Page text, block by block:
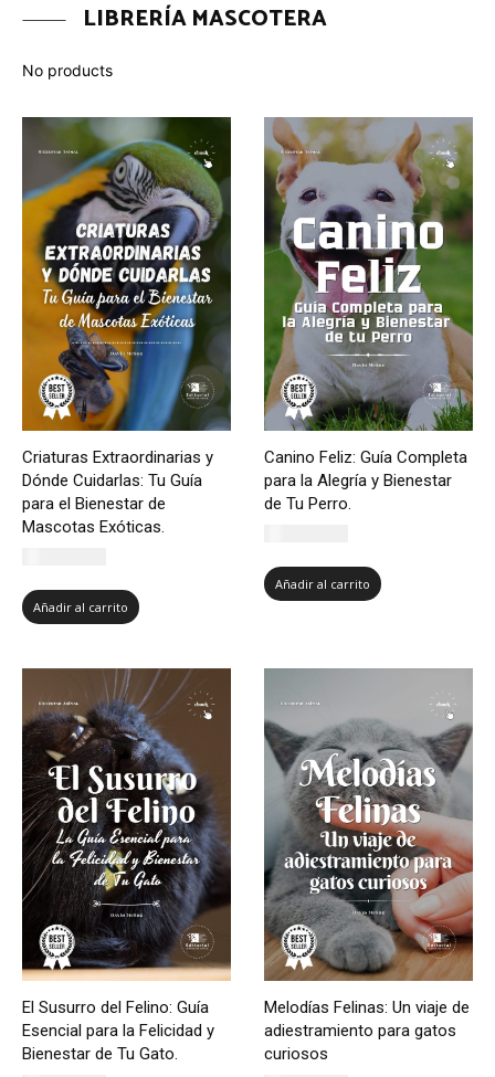
LIBRERÍA MASCOTERA
Criaturas Extraordinarias y
Dónde Cuidarlas: Tu Guía
para el Bienestar de
Mascotas Exóticas.
Añadir al carrito
Canino Feliz: Guía Completa
para la Alegría y Bienestar
de Tu Perro.
Añadir al carrito
El Susurro del Felino: Guía
Esencial para la Felicidad y
Bienestar de Tu Gato.
Melodías Felinas: Un viaje de
adiestramiento para gatos
curiosos